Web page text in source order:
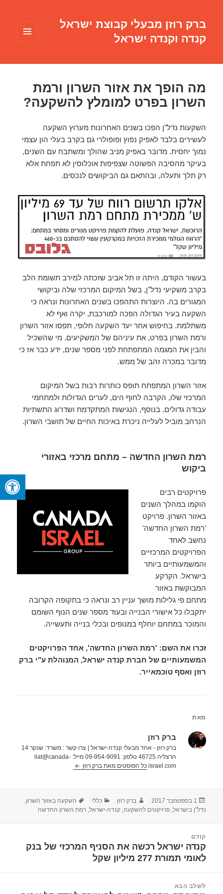
ברק רוזן מבעלי קבוצת ישראל
קנדה וקנדה ישראל
מה הופך את אזור השרון ורמת
השרון בפרט למומלץ להשקעה?
השקעות נדל"ן הפכו בשנים האחרונות מערוץ השקעה
לעשירים בלבד לאפיק נפוץ ופופולרי גם בקרב בעלי הון עצמי
נמוך יחסית. מדובר באפיק מניב שהולך ומשתבח עם השנים,
בעיקר מהסיבה הפשוטה שצפיפות אוכלוסין לא תפחת אלא
רק תלך ותעלה, ובהתאם גם הביקושים לנכסים.
בעשור הקודם, היתה זו תל אביב שזכתה למירב תשומת הלב
בקרב משקיעי נדל"ן, בשל המיקום המרכזי שלה וביקושי
המגורים בה. היוצרות התהפכו בשנים האחרונות ונראה כי
השקעה בעיר הגדולה הפכה למורכבת, יקרה ואף לא
משתלמת. בחיפוש אחר יעד השקעה חלופי, תפסו אזור השרון
ורמת השרון בפרט, את עיניהם של המשקיעים. מי שהשכיל
והבין את המגמה המתפתחת לפני מספר שנים, ידע כבר אז כי
מדובר במכרה זהב של ממש.
אזור השרון המתפתח תופס כותרות רבות בשל המיקום
המרכזי שלו, הקרבה לחוף הים, לערים הגדולות ולמתחמי
עבודה גדולים. בנוסף, הנגישות המתקדמת ושדרוג התשתיות
הנרחב מוביל לעלייה ניכרת באיכות החיים של תושבי השרון.
רמת השרון החדשה – מתחם מרכזי באזורי
ביקוש
פרויקטים רבים
הוקמו במהלך השנים
באזור השרון. פרויקט
'רמת השרון החדשה'
נחשב לאחד
הפרויקטים המרכזיים
והמשמעותיים ביותר
בישראל. הקרקע
המבוקשת באזור
מתחם פי גלילות מושך עניין רב ונראה כי בתקופה הקרובה
יתקבלו כל אישורי הבנייה ובעוד מספר שנים הנוף השומם
והמוכר במתחם יוחלף במנופים ובכלי בנייה ותעשייה.
זכרו את השם: 'רמת השרון החדשה', אחד הפרויקטים
המשמעותיים של חברת קנדה ישראל, המנוהלת ע"י ברק
רוזן ואסף טוכמאייר.
מאת
ברק רוזן
ברק רוזן - אחד מבעלי קנדה-ישראל | צרו קשר : משרד: שנקר 14
הרצליה 46725 טלפון: 09-954-9091 מייל: liat@canada-
israel.com כל הפוסטים מאת ברק רוזן‏
פורסם
בתאריך
1 בספטמבר 2017 מחבר
ברק רוזן קטגוריות
כללי תגיות
השקעה באזור השרון,
נדל"ן בישראל,פרויקטים להשקעה,קנדה-ישראל,רמת השרון החדשה
קודם
הפוסט
הקודם:
קנדה ישראל רכשה את הסניף המרכזי של בנק
לאומי תמורת 277 מיליון שקל
לשלב הבא